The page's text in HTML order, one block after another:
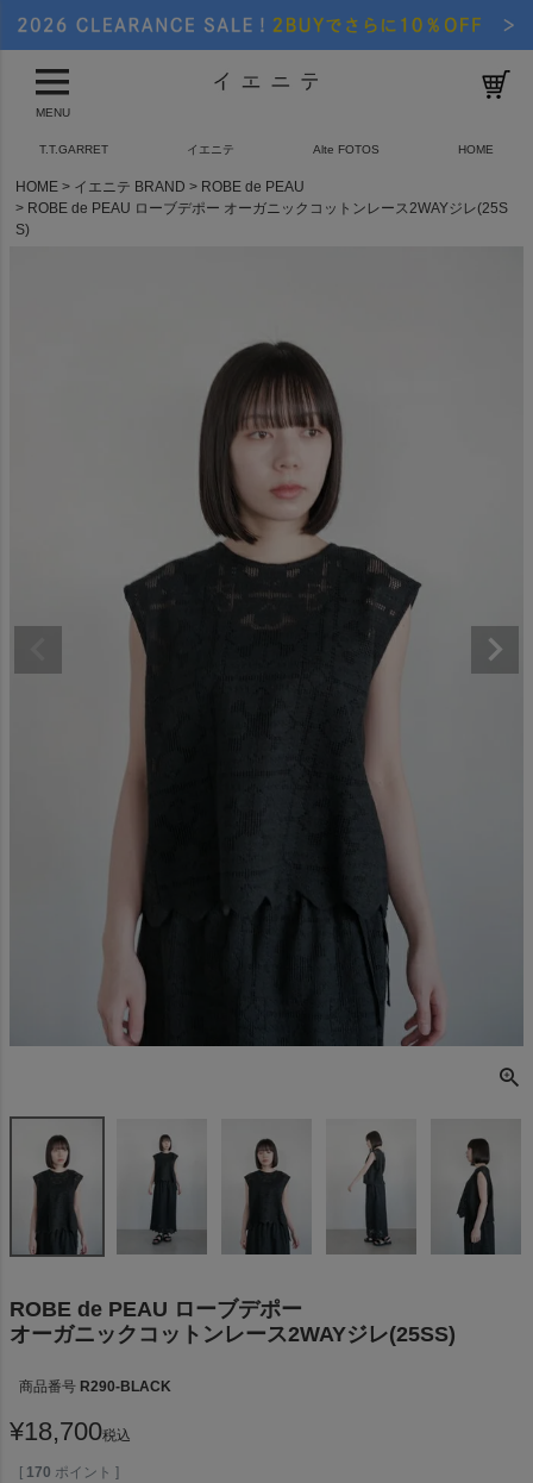
MENU
T.T.GARRET イエニテ Alte FOTOS HOME
HOME イエニテ BRAND
ROBE de PEAU
ROBE de PEAU ローブデポー オーガニックコットンレース2WAYジレ(25S
S)
ROBE de PEAU ローブデポー
オーガニックコットンレース2WAYジレ(25SS)
商品番号 R290-BLACK
¥18,700税込
[ 170 ポイント ]